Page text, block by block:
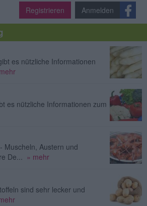
Registrieren Anmelden
es nützliche Informationen
es nützliche Informationen zum
Muscheln, Austern und
De... » mehr
sind sehr lecker und